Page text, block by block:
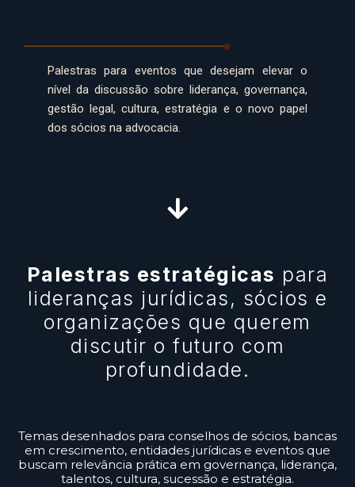
Palestras para eventos que desejam elevar o
nível da discussão sobre liderança, governança,
gestão legal, cultura, estratégia e o novo papel
dos sócios na advocacia.
Palestras estratégicas para
lideranças jurídicas, sócios e
organizações que querem
discutir o futuro com
profundidade.
Temas desenhados para conselhos de sócios, bancas
em crescimento, entidades jurídicas e eventos que
buscam relevância prática em governança, liderança,
talentos, cultura, sucessão e estratégia.